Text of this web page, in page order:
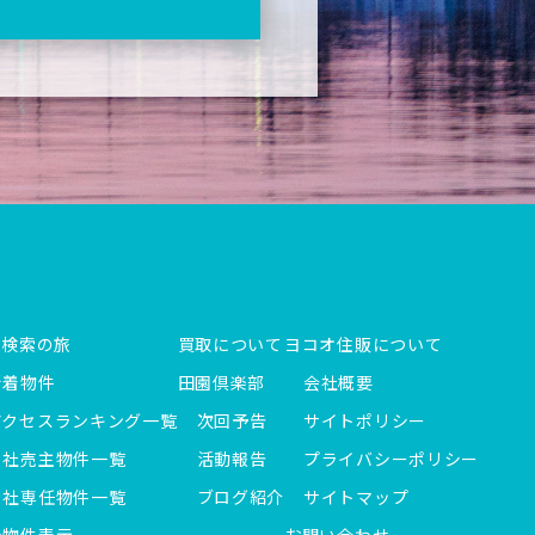
索の旅
物件
セスランキング一覧
売主物件一覧
専任物件一覧
買取について
田園倶楽部
次回予告
活動報告
ブログ紹介
ヨコオ住販について
会社概要
サイトポリシー
プライバシーポリシー
サイトマップ